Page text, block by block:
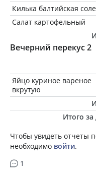
Килька балтийская
Салат картофельный
Вечерний перекус 2
Яйцо куриное вареное
вкрутую
Итого за
Чтобы увидеть отчеты
необходимо войти.
1